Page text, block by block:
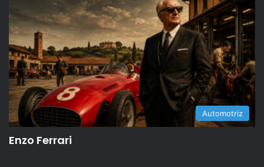
Automotriz
Enzo Ferrari